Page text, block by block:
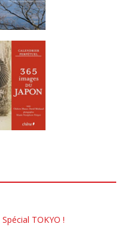
TOKYO !